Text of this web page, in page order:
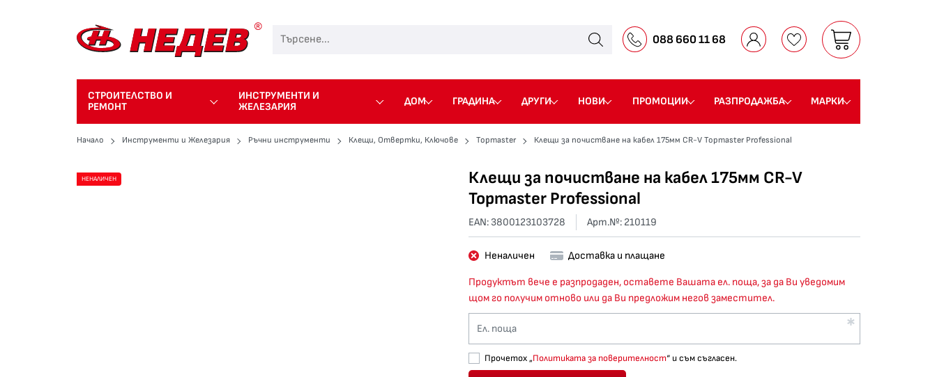
088 660 11 68
СТРОИТЕЛСТВО И
РЕМОНТ
ИНСТРУМЕНТИ И
ЖЕЛЕЗАРИЯ
ДОМ ГРАДИНА ДРУГИ НОВИ ПРОМОЦИИ РАЗПРОДАЖБА МАРКИ
Начало Инструменти и Железария Ръчни инструменти Клещи, Отвертки, Ключове Topmaster Клещи за почистване на кабел 175мм CR-V Topmaster Professional​
Клещи за почистване на кабел 175мм CR-V
Topmaster Professional​
EAN: 3800123103728 Арт.№: 210119
НЕНАЛИЧЕН
Неналичен
Доставка и плащане
Продуктът вече е разпродаден, оставете Вашата ел. поща, за да Ви уведомим
щом го получим отново или да Ви предложим негов заместител.
Ел. поща
Прочетох „Политиката за поверителност“ и съм съгласен.